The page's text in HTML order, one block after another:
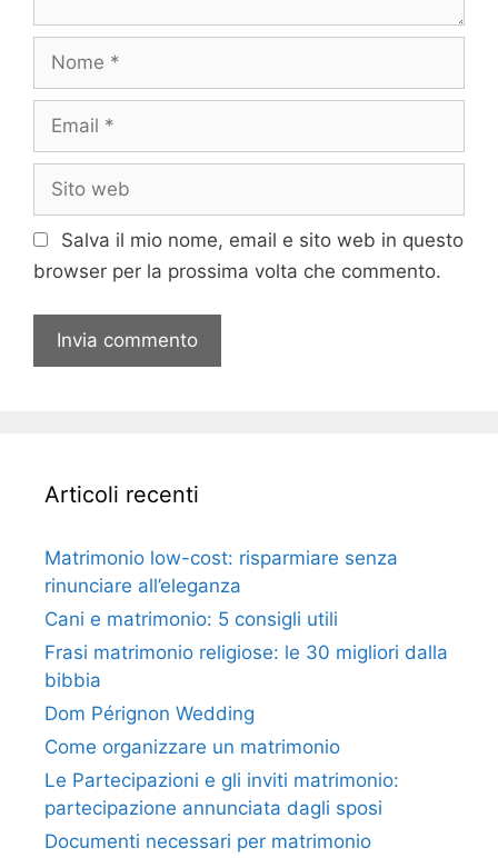
Nome
Email
Sito
web
Salva il mio nome, email e sito web in questo
browser per la prossima volta che commento.
Articoli recenti
Matrimonio low-cost: risparmiare senza
rinunciare all’eleganza
Cani e matrimonio: 5 consigli utili
Frasi matrimonio religiose: le 30 migliori dalla
bibbia
Dom Pérignon Wedding
Come organizzare un matrimonio
Le Partecipazioni e gli inviti matrimonio:
partecipazione annunciata dagli sposi
Documenti necessari per matrimonio